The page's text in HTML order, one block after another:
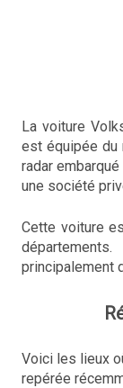
La voiture
est équipée du
radar
une société
Cette voiture
principalement
Voici les lieux
repérée